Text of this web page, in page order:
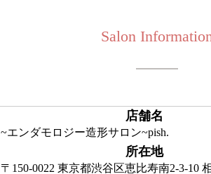
Salon
店舗名
~エンダモロジー造形サロン~pish.
所在地
〒150-0022 東京都渋谷区恵比寿南2-3-10